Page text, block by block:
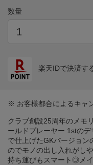
数量
楽天IDで決済す
※ お客様都合によるキャ
クラブ創設25周年のメモ
ールドプレーヤー 1stのデ
で仕上げたGKバージョン
のでモノの出し入れがし
持ち運びもスマート◎メ